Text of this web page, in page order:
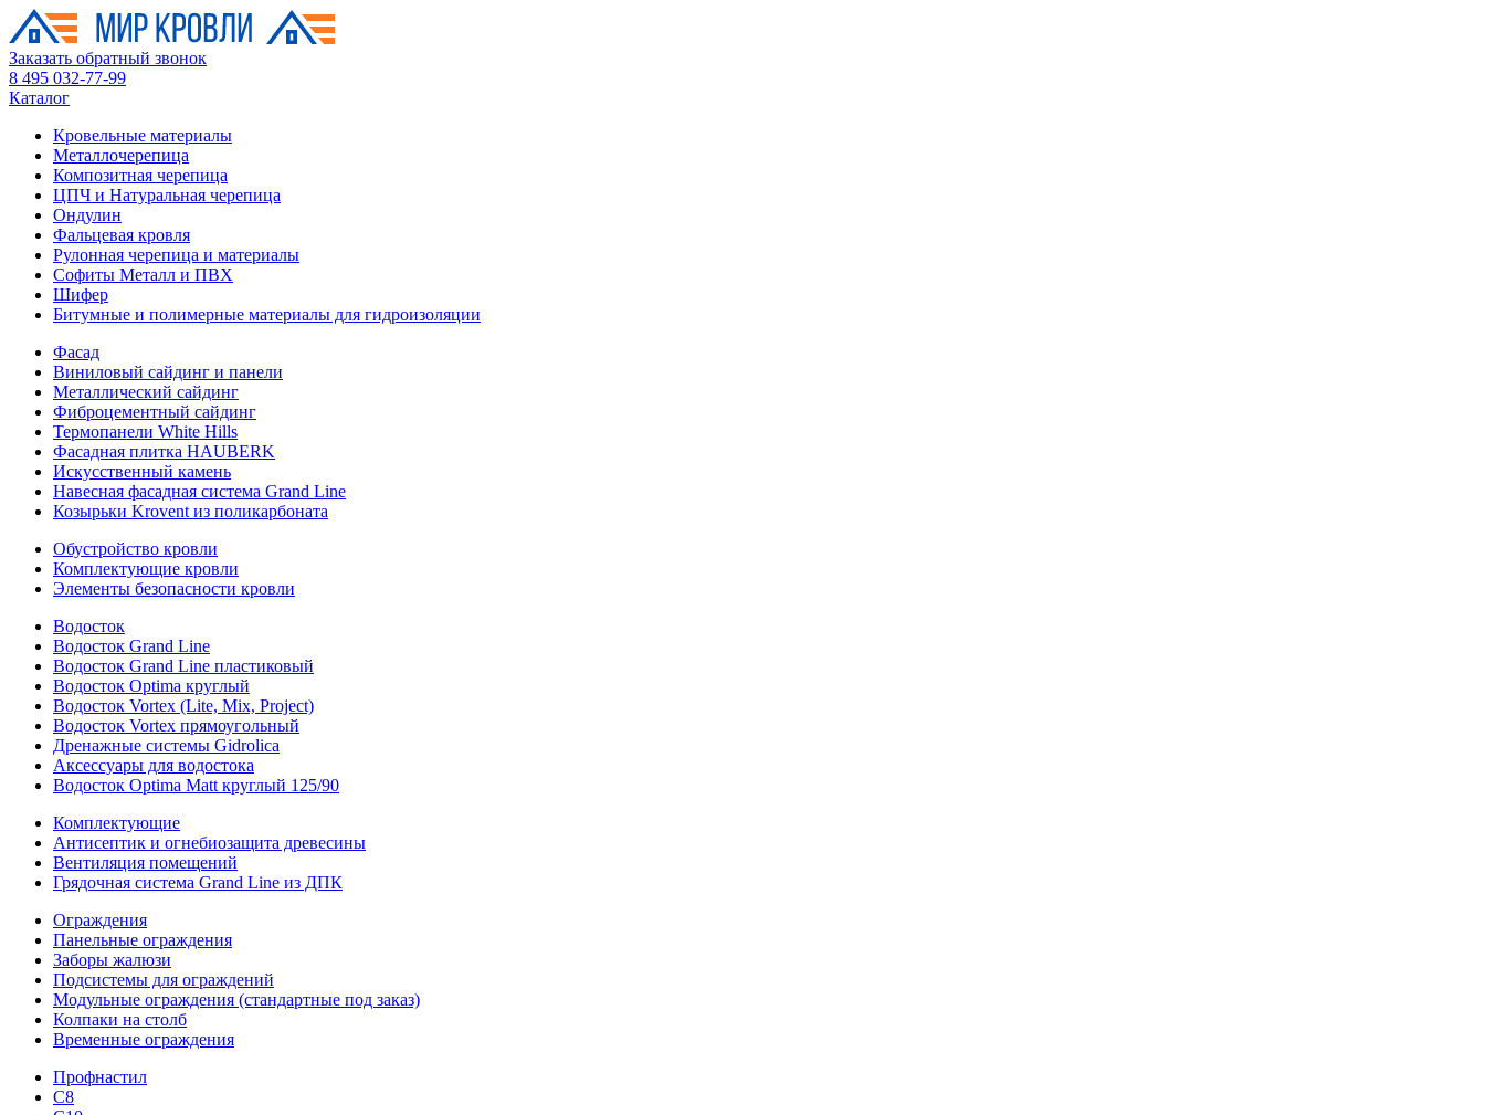
Заказать обратный звонок
8 495 032-77-99
Каталог
Кровельные материалы
Металлочерепица
Композитная черепица
ЦПЧ и Натуральная черепица
Ондулин
Фальцевая кровля
Рулонная черепица и материалы
Софиты Металл и ПВХ
Шифер
Битумные и полимерные материалы для гидроизоляции
Фасад
Виниловый сайдинг и панели
Металлический сайдинг
Фиброцементный сайдинг
Термопанели White Hills
Фасадная плитка HAUBERK
Искусственный камень
Навесная фасадная система Grand Line
Козырьки Krovent из поликарбоната
Обустройство кровли
Комплектующие кровли
Элементы безопасности кровли
Водосток
Водосток Grand Line
Водосток Grand Line пластиковый
Водосток Optima круглый
Водосток Vortex (Lite, Mix, Project)
Водосток Vortex прямоугольный
Дренажные системы Gidrolica
Аксессуары для водостока
Водосток Optima Matt круглый 125/90
Комплектующие
Антисептик и огнебиозащита древесины
Вентиляция помещений
Грядочная система Grand Line из ДПК
Ограждения
Панельные ограждения
Заборы жалюзи
Подсистемы для ограждений
Модульные ограждения (стандартные под заказ)
Колпаки на столб
Временные ограждения
Профнастил
С8